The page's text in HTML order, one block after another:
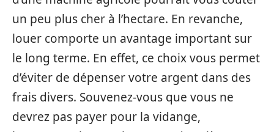
un peu plus cher à l’hectare. En revanche,
louer comporte un avantage important sur
le long terme. En effet, ce choix vous permet
d’éviter de dépenser votre argent dans des
frais divers. Souvenez-vous que vous ne
devrez pas payer pour la vidange,